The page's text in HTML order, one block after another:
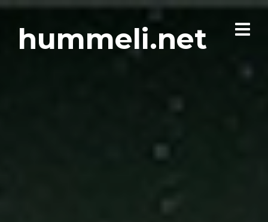
hummeli.net